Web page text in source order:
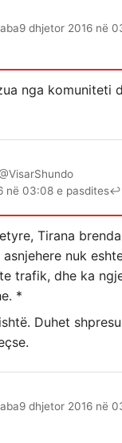
9 dhjetor 2016 në
nga komuniteti
në 03:08 e pasdites↩
Tirana
nuk
trafik, dhe ka
*
Duhet
9 dhjetor 2016 në